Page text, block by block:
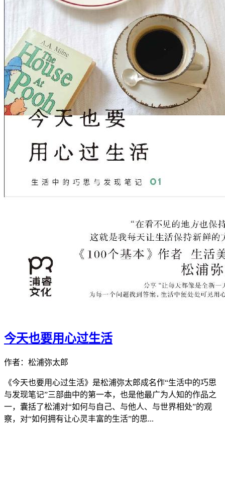
今天也要用心过生活
作者：松浦弥太郎
《今天也要用心过生活》是松浦弥太郎成名作“生活中的巧思
与发现笔记”三部曲中的第一本，也是他最广为人知的作品之
一，囊括了松浦对“如何与自己、与他人、与世界相处”的观
察，对“如何拥有让心灵丰富的生活”的思...